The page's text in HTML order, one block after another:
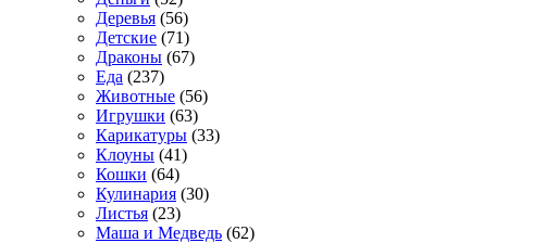
Деревья (56)
Детские (71)
Драконы (67)
Еда (237)
Животные (56)
Игрушки (63)
Карикатуры (33)
Клоуны (41)
Кошки (64)
Кулинария (30)
Листья (23)
Маша и Медведь (62)